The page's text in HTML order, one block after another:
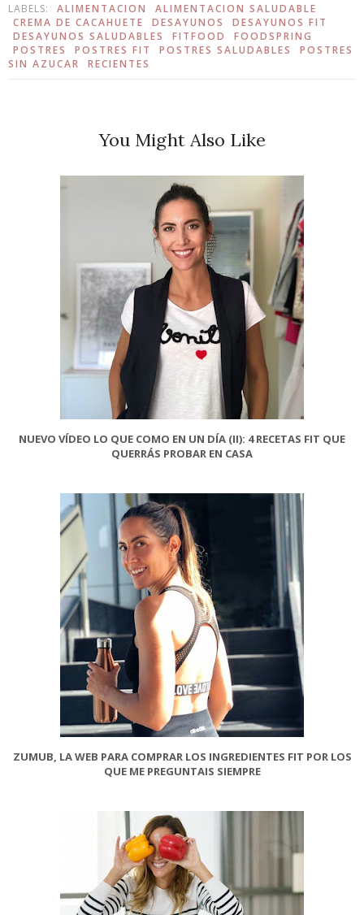
LABELS: ALIMENTACION
ALIMENTACION SALUDABLE
CREMA DE CACAHUETE
DESAYUNOS
DESAYUNOS FIT
DESAYUNOS SALUDABLES
FITFOOD
FOODSPRING
POSTRES
POSTRES FIT POSTRES SALUDABLES
POSTRES
SIN AZUCAR
RECIENTES
You Might Also Like
NUEVO VÍDEO LO QUE COMO EN UN DÍA (II): 4 RECETAS FIT QUE
QUERRÁS PROBAR EN CASA
ZUMUB, LA WEB PARA COMPRAR LOS INGREDIENTES FIT POR LOS
QUE ME PREGUNTAIS SIEMPRE